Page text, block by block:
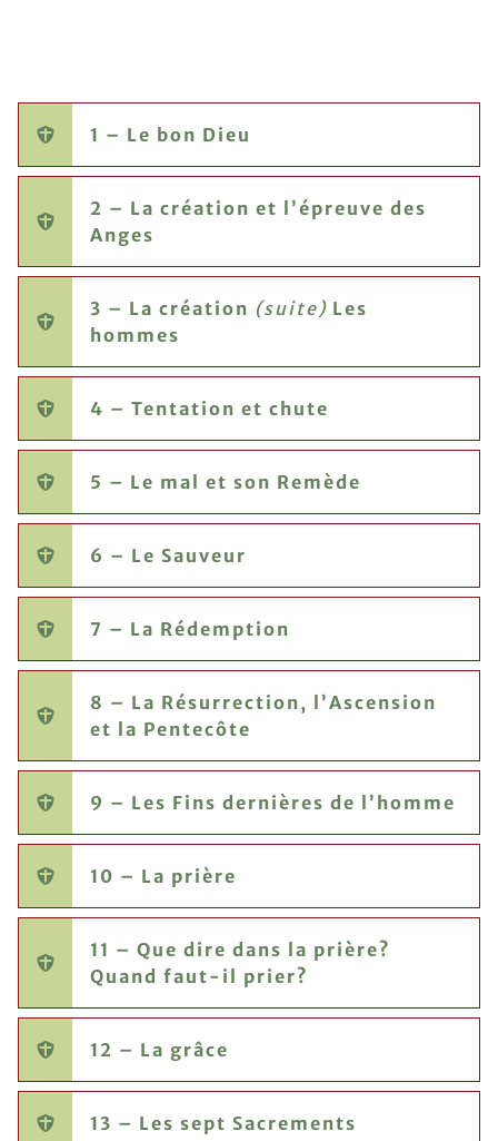
1 – Le bon Dieu
2 – La création et l’épreuve des
Anges
3 – La création (suite) Les
hommes
4 – Tentation et chute
5 – Le mal et son Remède
6 – Le Sauveur
7 – La Rédemption
8 – La Résurrection, l’Ascension
et la Pentecôte
9 – Les Fins dernières de l’homme
10 – La prière
11 – Que dire dans la prière?
Quand faut-il prier?
12 – La grâce
13 – Les sept Sacrements